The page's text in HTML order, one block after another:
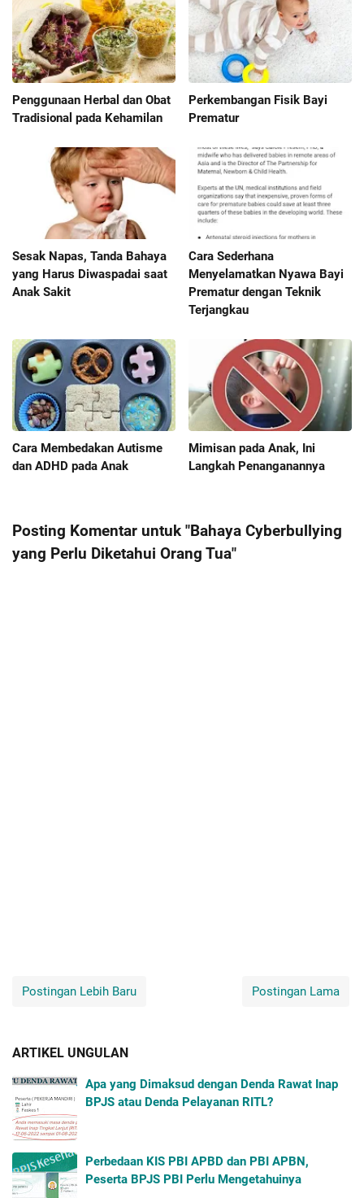
Penggunaan Herbal dan Obat
Tradisional pada Kehamilan
Perkembangan Fisik Bayi
Prematur
Sesak Napas, Tanda Bahaya
yang Harus Diwaspadai saat
Anak Sakit
Cara Sederhana
Menyelamatkan Nyawa Bayi
Prematur dengan Teknik
Terjangkau
Cara Membedakan Autisme
dan ADHD pada Anak
Mimisan pada Anak, Ini
Langkah Penanganannya
Posting Komentar untuk "Bahaya Cyberbullying
yang Perlu Diketahui Orang Tua"
Postingan Lebih Baru Postingan Lama
ARTIKEL UNGULAN
Apa yang Dimaksud dengan Denda Rawat Inap
BPJS atau Denda Pelayanan RITL?
Perbedaan KIS PBI APBD dan PBI APBN,
Peserta BPJS PBI Perlu Mengetahuinya